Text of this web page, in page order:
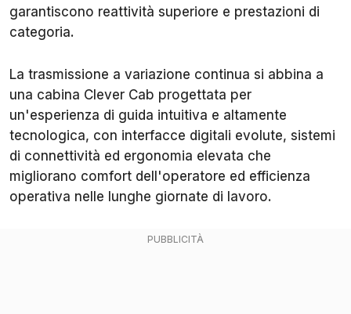
garantiscono reattività superiore e prestazioni di
categoria.
La trasmissione a variazione continua si abbina a
una cabina Clever Cab progettata per
un'esperienza di guida intuitiva e altamente
tecnologica, con interfacce digitali evolute, sistemi
di connettività ed ergonomia elevata che
migliorano comfort dell'operatore ed efficienza
operativa nelle lunghe giornate di lavoro.